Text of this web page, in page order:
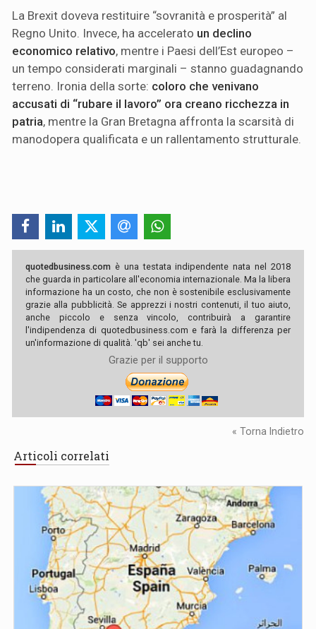
La Brexit doveva restituire “sovranità e prosperità” al
Regno Unito. Invece, ha accelerato un declino
economico relativo, mentre i Paesi dell’Est europeo –
un tempo considerati marginali – stanno guadagnando
terreno. Ironia della sorte: coloro che venivano
accusati di “rubare il lavoro” ora creano ricchezza in
patria, mentre la Gran Bretagna affronta la scarsità di
manodopera qualificata e un rallentamento strutturale.
quotedbusiness.com è una testata indipendente nata nel 2018
che guarda in particolare all'economia internazionale. Ma la libera
informazione ha un costo, che non è sostenibile esclusivamente
grazie alla pubblicità. Se apprezzi i nostri contenuti, il tuo aiuto,
anche piccolo e senza vincolo, contribuirà a garantire
l'indipendenza di quotedbusiness.com e farà la differenza per
un'informazione di qualità. 'qb' sei anche tu.
Grazie per il supporto
« Torna Indietro
Articoli correlati